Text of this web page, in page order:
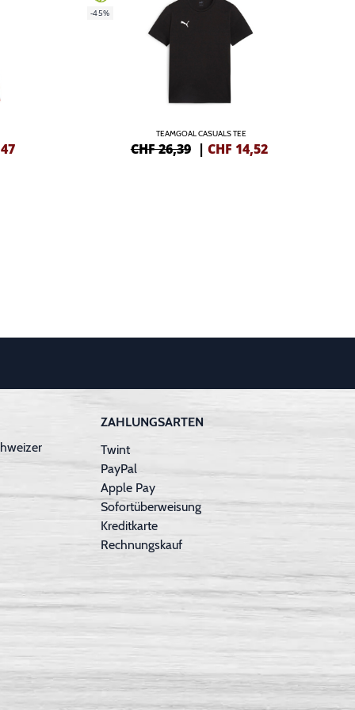
-45%
TEAMGOAL CASUALS TEE
CHF 26,39 | CHF 14,52
ZAHLUNGSARTEN
Twint
PayPal
Apple Pay
Sofortüberweisung
Kreditkarte
Rechnungskauf